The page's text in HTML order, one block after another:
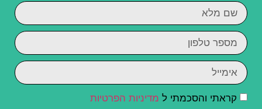
קראתי והסכמתי ל מדיניות הפרטיות